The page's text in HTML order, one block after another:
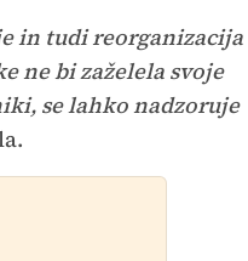
in tudi reorganizacija
ne bi zaželela svoje
se lahko nadzoruje